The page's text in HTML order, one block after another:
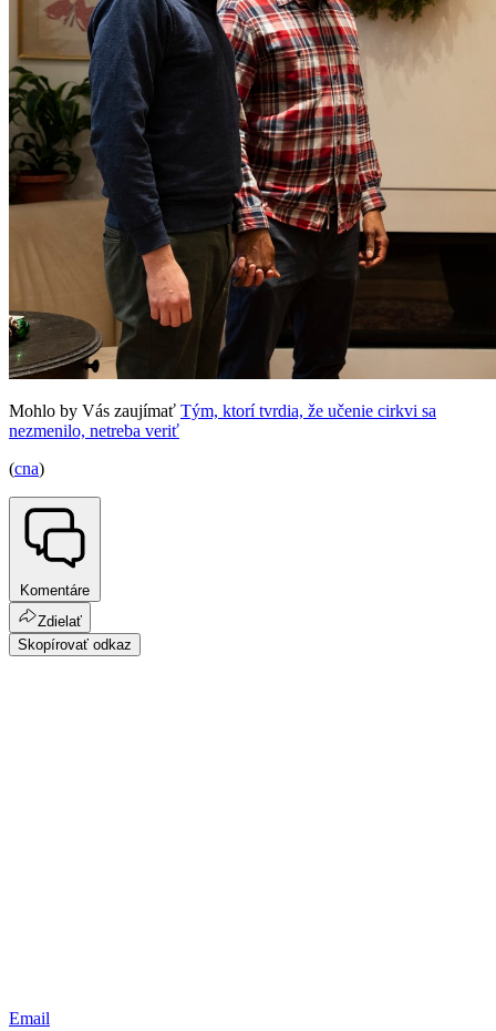
Mohlo by Vás zaujímať Tým, ktorí tvrdia, že učenie cirkvi sa
nezmenilo, netreba veriť
(cna)
Komentáre
Zdielať
Skopírovať odkaz
Email